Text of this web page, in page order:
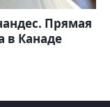
Прямая
в Канаде